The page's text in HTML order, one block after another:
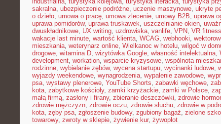
sakralna, ubezpieczenie podróżne, uczenie maszynowe, ukryte
o dzieło, umowa o pracę, umowa zlecenie, umowy B2B, uprawa
uprawa pomidorów, uprawa truskawek, uszczelnianie okien,
dwuskładnikowe, UX writing, uzdrowiska, vanlife, VPN, VR fitness
wakacje last minute, wartość klienta, WCAG, webhooki,
mieszkania, weterynarz online, Wielkanoc w hotelu, wilgoć w
drogowe, witamina D, wizytówka Google, własność intelektualna,
development, workation, wsparcie kryzysowe, wspólnota
rodzinne, wybielanie zębów, wycena startupu, wycinanki ludowe,
wyjazdy weekendowe, wynagrodzenia, wypalenie zawodowe,
psa, wystawy plenerowe, YouTube Shorts, zabawki węchowe,
kota, zabytkowe kościoły, zamki krzyżackie, zamki w Polsce,
małą firmą, zasłony i firany, zbieranie deszczówki, zdrowie
zdrowie mężczyzn, zdrowie oczu, zdrowie słuchu, zdrowie w
kota, zęby psa, zgłoszenie budowy, zgubiony bagaż, zielone
towarowy, zwroty w sklepie, żywienie kur, żywopłot